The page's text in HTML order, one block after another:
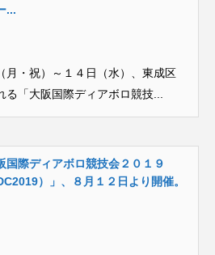
...
月・祝）～１４日（水）、東成区
「大阪国際ディアボロ競技...
国際ディアボロ競技会２０１９
）」、８月１２日より開催。